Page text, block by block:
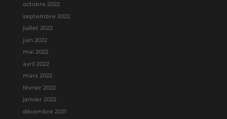
octobre 2022
septembre 2022
juillet 2022
juin 2022
mai 2022
avril 2022
mars 2022
février 2022
janvier 2022
décembre 2021